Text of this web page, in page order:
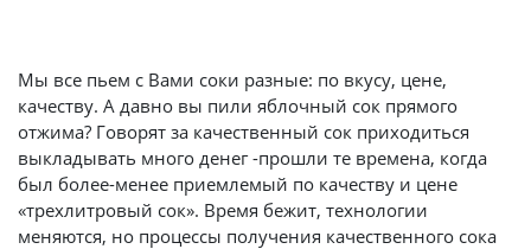
Мы все пьем с Вами соки разные: по вкусу, цене,
качеству. А давно вы пили яблочный сок прямого
отжима? Говорят за качественный сок приходиться
выкладывать много денег -прошли те времена, когда
был более-менее приемлемый по качеству и цене
«трехлитровый сок». Время бежит, технологии
меняются, но процессы получения качественного сока